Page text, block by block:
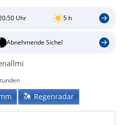
Uhr 5 h
Abnehmende Sichel
Regenradar